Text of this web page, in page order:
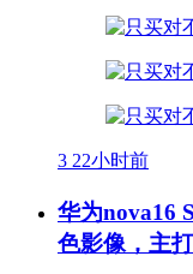
3 22小时前
华为nova16
色影像，主